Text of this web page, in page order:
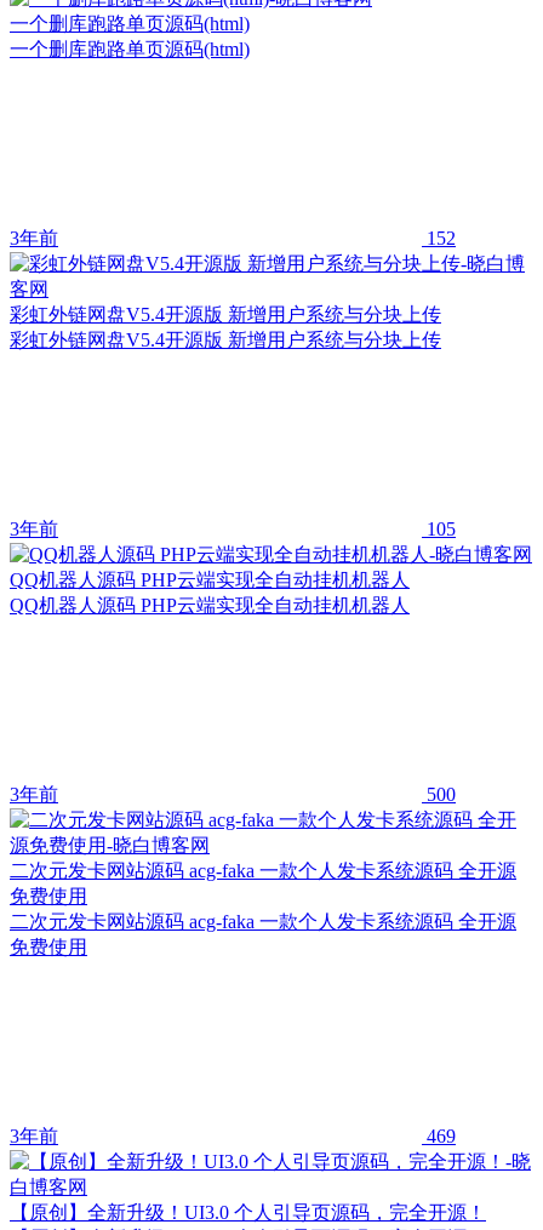
一个删库跑路单页源码(html)
一个删库跑路单页源码(html)
3年前 152
彩虹外链网盘V5.4开源版 新增用户系统与分块上传
彩虹外链网盘V5.4开源版 新增用户系统与分块上传
3年前 105
QQ机器人源码 PHP云端实现全自动挂机机器人
QQ机器人源码 PHP云端实现全自动挂机机器人
3年前 500
二次元发卡网站源码 acg-faka 一款个人发卡系统源码 全开源
免费使用
二次元发卡网站源码 acg-faka 一款个人发卡系统源码 全开源
免费使用
3年前 469
【原创】全新升级！UI3.0 个人引导页源码，完全开源！